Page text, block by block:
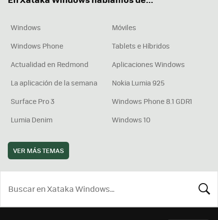
Windows
Móviles
Windows Phone
Tablets e Híbridos
Actualidad en Redmond
Aplicaciones Windows
La aplicación de la semana
Nokia Lumia 925
Surface Pro 3
Windows Phone 8.1 GDR1
Lumia Denim
Windows 10
VER MÁS TEMAS